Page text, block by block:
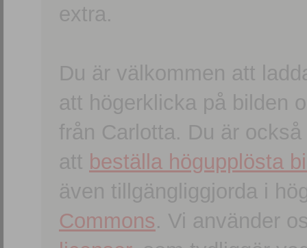
extra.
Du är välkommen att
att högerklicka på bilden
från Carlotta. Du är
att beställa högupplösta
även tillgängliggjorda i
Commons. Vi använder